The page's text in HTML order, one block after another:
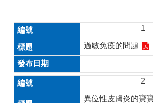
1
過敏免疫的問題
2
異位性皮膚炎的寶